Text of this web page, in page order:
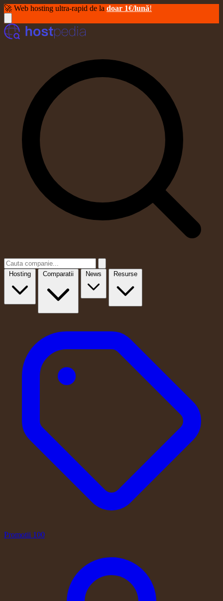
🚀 Web hosting ultra-rapid de la doar 1€/lună!
Hosting Comparatii News Resurse
Promotii 100